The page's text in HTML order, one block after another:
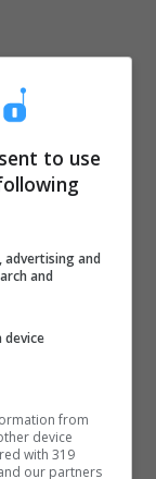
to use
advertising and
and
device
from
device
with 319
our partners